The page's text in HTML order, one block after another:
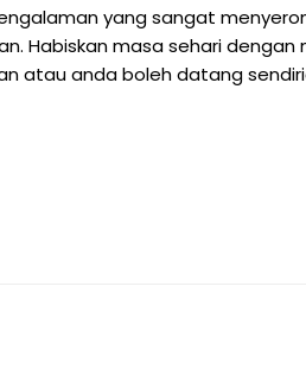
yang sangat
Habiskan masa sehari
atau anda boleh datang